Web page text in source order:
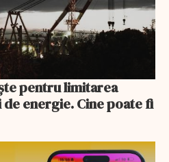
pentru limitarea
energie. Cine poate fi